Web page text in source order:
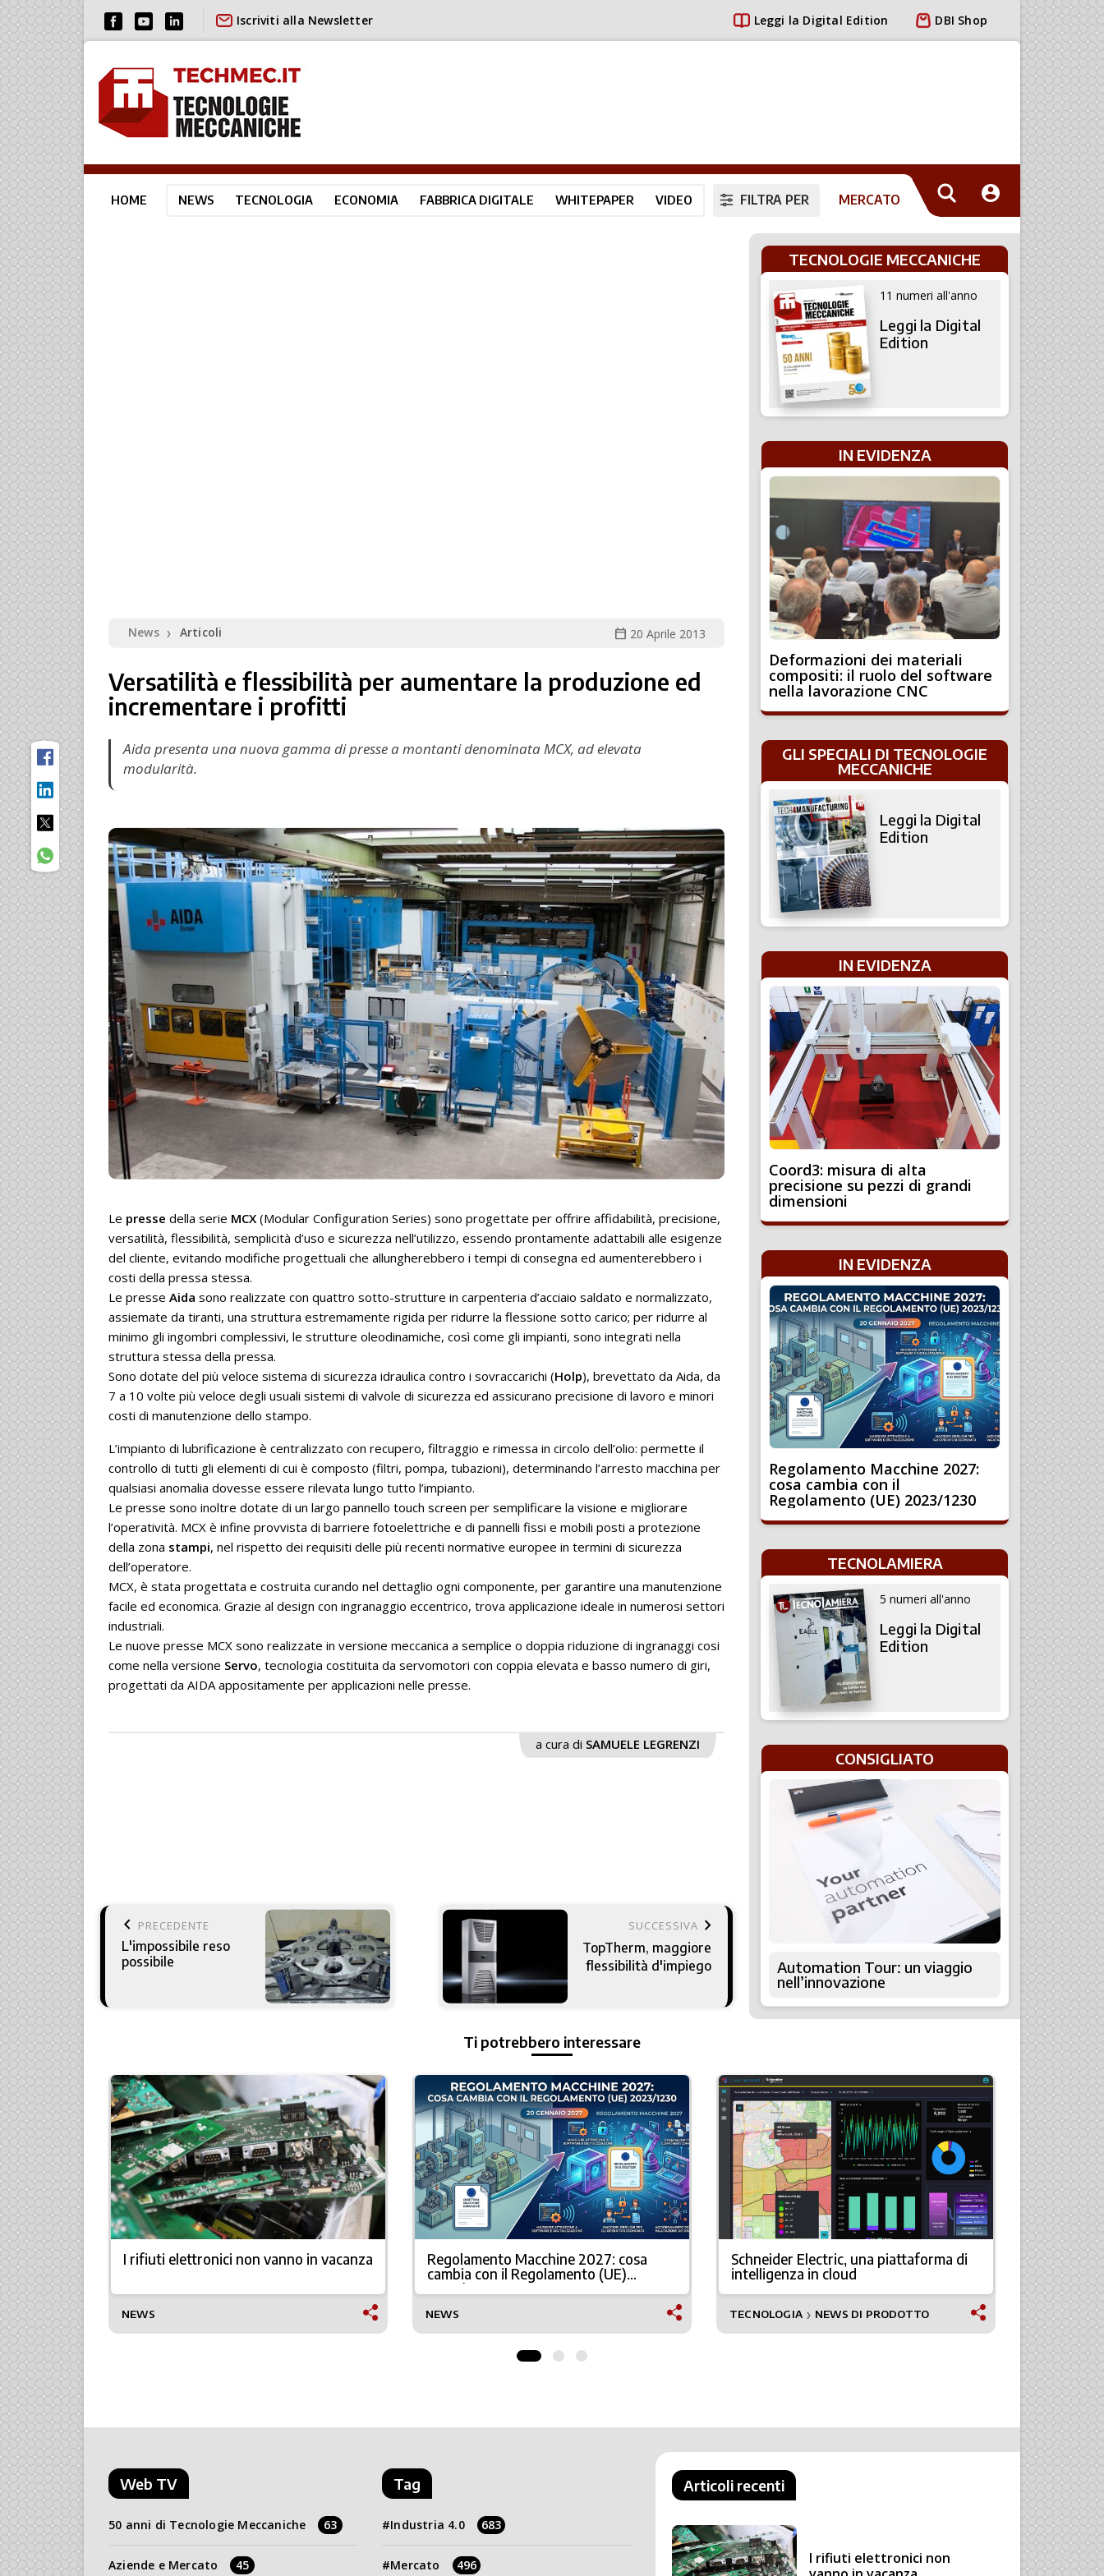
Iscriviti alla Newsletter Leggi la Digital Edition DBI Shop
HOME NEWS TECNOLOGIA ECONOMIA FABBRICA DIGITALE WHITEPAPER VIDEO FILTRA PER MERCATO
News ❯ Articoli calendar_today 20 Aprile 2013
Versatilità e flessibilità per aumentare la produzione ed
incrementare i profitti
Aida presenta una nuova gamma di presse a montanti denominata MCX, ad elevata
modularità.
Le presse della serie MCX (Modular Configuration Series) sono progettate per offrire affidabilità, precisione,
versatilità, flessibilità, semplicità d’uso e sicurezza nell’utilizzo, essendo prontamente adattabili alle esigenze
del cliente, evitando modifiche progettuali che allungherebbero i tempi di consegna ed aumenterebbero i
costi della pressa stessa.
Le presse Aida sono realizzate con quattro sotto-strutture in carpenteria d’acciaio saldato e normalizzato,
assiemate da tiranti, una struttura estremamente rigida per ridurre la flessione sotto carico; per ridurre al
minimo gli ingombri complessivi, le strutture oleodinamiche, così come gli impianti, sono integrati nella
struttura stessa della pressa.
Sono dotate del più veloce sistema di sicurezza idraulica contro i sovraccarichi (Holp), brevettato da Aida, da
7 a 10 volte più veloce degli usuali sistemi di valvole di sicurezza ed assicurano precisione di lavoro e minori
costi di manutenzione dello stampo.
L’impianto di lubrificazione è centralizzato con recupero, filtraggio e rimessa in circolo dell’olio: permette il
controllo di tutti gli elementi di cui è composto (filtri, pompa, tubazioni), determinando l’arresto macchina per
qualsiasi anomalia dovesse essere rilevata lungo tutto l’impianto.
Le presse sono inoltre dotate di un largo pannello touch screen per semplificare la visione e migliorare
l’operatività. MCX è infine provvista di barriere fotoelettriche e di pannelli fissi e mobili posti a protezione
della zona stampi, nel rispetto dei requisiti delle più recenti normative europee in termini di sicurezza
dell’operatore.
MCX, è stata progettata e costruita curando nel dettaglio ogni componente, per garantire una manutenzione
facile ed economica. Grazie al design con ingranaggio eccentrico, trova applicazione ideale in numerosi settori
industriali.
Le nuove presse MCX sono realizzate in versione meccanica a semplice o doppia riduzione di ingranaggi cosi
come nella versione Servo, tecnologia costituita da servomotori con coppia elevata e basso numero di giri,
progettati da AIDA appositamente per applicazioni nelle presse.
a cura di SAMUELE LEGRENZI
keyboard_arrow_left PRECEDENTE
L'impossibile reso
possibile
SUCCESSIVA keyboard_arrow_right
TopTherm, maggiore
flessibilità d'impiego
TECNOLOGIE MECCANICHE
11 numeri all'anno
Leggi la Digital
Edition
IN EVIDENZA
Deformazioni dei materiali
compositi: il ruolo del software
nella lavorazione CNC
GLI SPECIALI DI TECNOLOGIE
MECCANICHE
Leggi la Digital
Edition
IN EVIDENZA
Coord3: misura di alta
precisione su pezzi di grandi
dimensioni
IN EVIDENZA
Regolamento Macchine 2027:
cosa cambia con il
Regolamento (UE) 2023/1230
TECNOLAMIERA
5 numeri all'anno
Leggi la Digital
Edition
CONSIGLIATO
Automation Tour: un viaggio
nell’innovazione
Ti potrebbero interessare
più I rifiuti elettronici non vanno in vacanza
NEWS
Regolamento Macchine 2027: cosa
cambia con il Regolamento (UE)
2023/1230
NEWS
Schneider Electric, una piattaforma di
intelligenza in cloud
TECNOLOGIA ❯ NEWS DI PRODOTTO
il nuovo
NEWS
Web TV
50 anni di Tecnologie Meccaniche 63
Aziende e Mercato 45
Tag
Industria 4.0 683
Mercato 496
Articoli recenti
I rifiuti elettronici non